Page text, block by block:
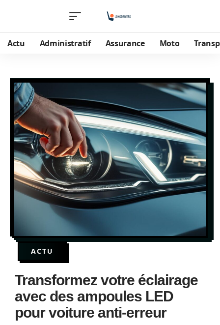
Actu Administratif Assurance Moto
ACTU
Transformez votre éclairage
avec des ampoules LED
pour voiture anti-erreur